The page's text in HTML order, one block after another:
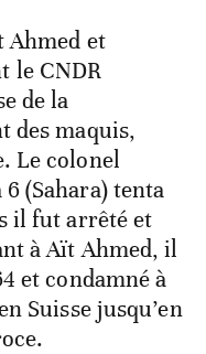
Ahmed et
le CNDR
de la
des maquis,
Le colonel
(Sahara) tenta
il fut arrêté et
à Aït Ahmed, il
et condamné à
Suisse jusqu’en